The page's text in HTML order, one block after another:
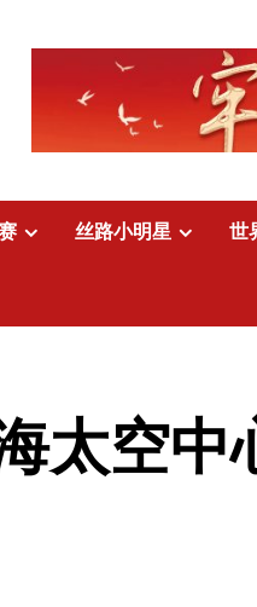
丝路小明星 世
太空